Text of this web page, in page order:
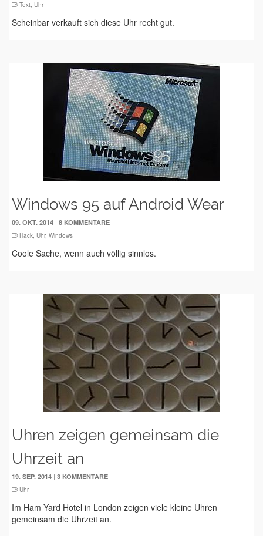
Text, Uhr
Scheinbar verkauft sich diese Uhr recht gut.
Windows 95 auf Android Wear
09. OKT. 2014 | 8 KOMMENTARE
Hack, Uhr, Windows
Coole Sache, wenn auch völlig sinnlos.
Uhren zeigen gemeinsam die
Uhrzeit an
19. SEP. 2014 | 3 KOMMENTARE
Uhr
Im Ham Yard Hotel in London zeigen viele kleine Uhren
gemeinsam die Uhrzeit an.